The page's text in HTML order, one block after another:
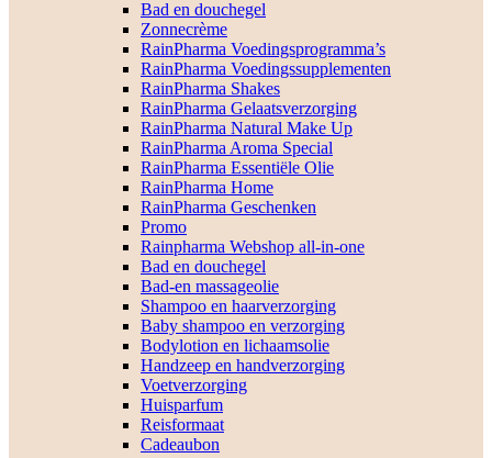
Bad en douchegel
Zonnecrème
RainPharma Voedingsprogramma’s
RainPharma Voedingssupplementen
RainPharma Shakes
RainPharma Gelaatsverzorging
RainPharma Natural Make Up
RainPharma Aroma Special
RainPharma Essentiële Olie
RainPharma Home
RainPharma Geschenken
Promo
Rainpharma Webshop all-in-one
Bad en douchegel
Bad-en massageolie
Shampoo en haarverzorging
Baby shampoo en verzorging
Bodylotion en lichaamsolie
Handzeep en handverzorging
Voetverzorging
Huisparfum
Reisformaat
Cadeaubon